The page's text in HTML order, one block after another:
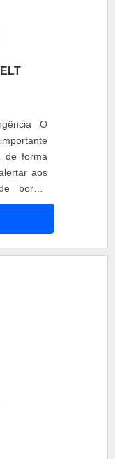
O
de forma
aos
bordo.
é ativado
pelo
no seu